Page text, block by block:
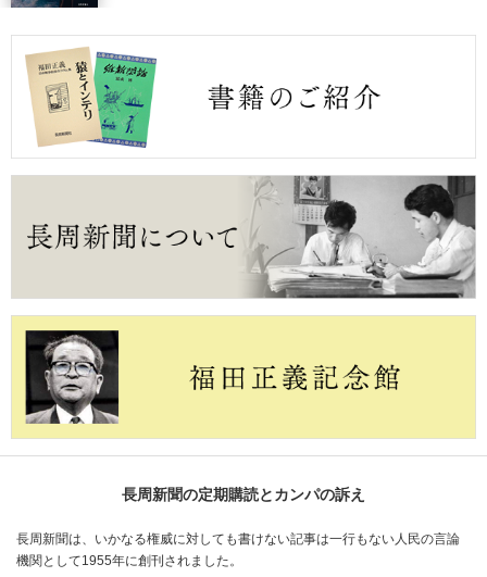
長周新聞の定期購読とカンパの訴え
長周新聞は、いかなる権威に対しても書けない記事は一行もない人民の言論
機関として1955年に創刊されました。